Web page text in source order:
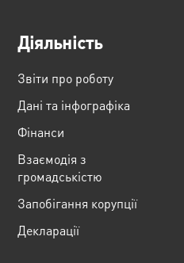
Діяльність
Звіти про роботу
Дані та інфографіка
Фінанси
Взаємодія з
громадськістю
Запобігання корупції
Декларації